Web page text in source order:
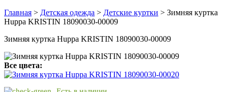
Главная > Детская одежда > Детские куртки > Зимняя куртка
Huppa KRISTIN 18090030-00009
Зимняя куртка Huppa KRISTIN 18090030-00009
Все цвета: